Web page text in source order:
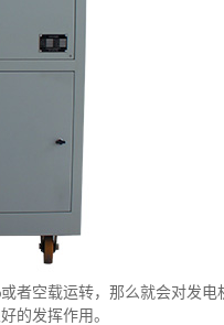
者空载运转，那么就会对发
的发挥作用。